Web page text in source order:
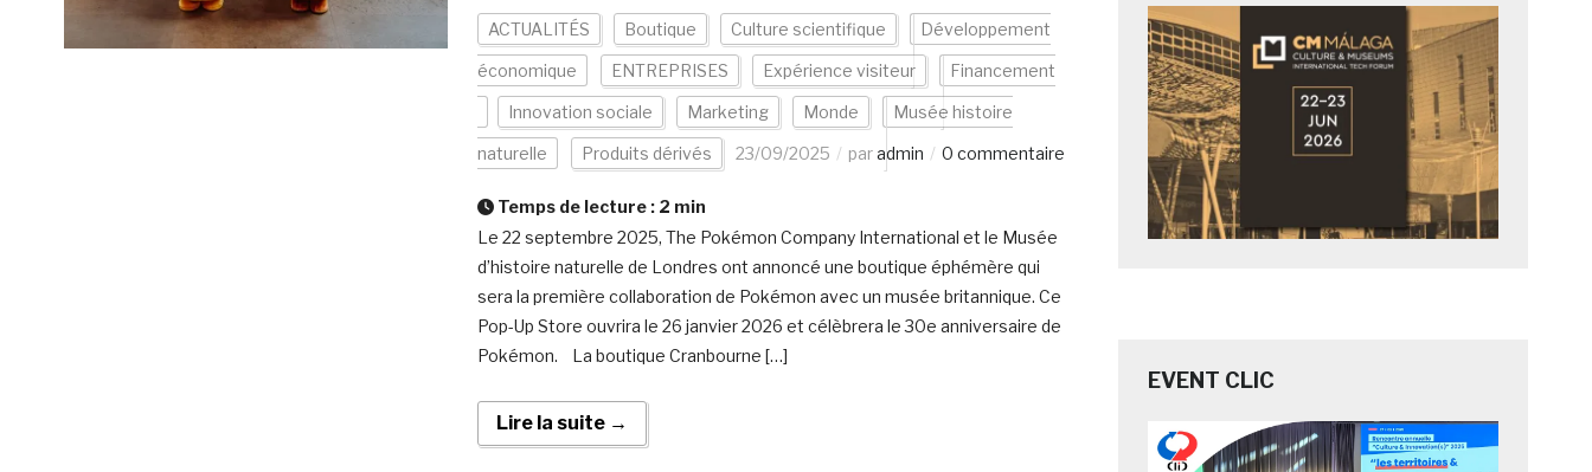
ACTUALITÉS Boutique Culture scientifique Développement
économique ENTREPRISES Expérience visiteur Financement
Innovation sociale Marketing Monde Musée histoire
naturelle Produits dérivés 23/09/2025 paradmin 0 commentaire
Temps de lecture : 2 min
Le 22 septembre 2025, The Pokémon Company International et le Musée
d’histoire naturelle de Londres ont annoncé une boutique éphémère qui
sera la première collaboration de Pokémon avec un musée britannique. Ce
Pop-Up Store ouvrira le 26 janvier 2026 et célèbrera le 30e anniversaire de
Pokémon. La boutique Cranbourne […]
Lire la suite →
EVENT CLIC